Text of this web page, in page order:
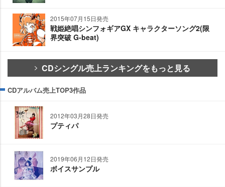
2015年07月15日発売
戦姫絶唱シンフォギアGX キャラクターソング2(限
界突破 G-beat)
CDシングル売上ランキングをもっと見る
CDアルバム売上TOP3作品
2012年03月28日発売
プティパ
2019年06月12日発売
ボイスサンプル